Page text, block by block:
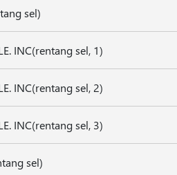
sel)
INC(rentang sel, 1)
INC(rentang sel, 2)
INC(rentang sel, 3)
sel)